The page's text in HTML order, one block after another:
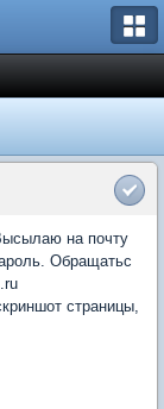
на почту
Обращатьс
страницы,